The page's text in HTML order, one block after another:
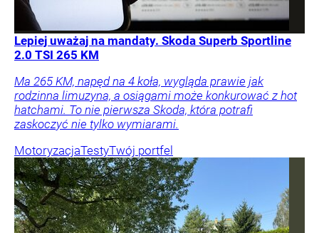
Lepiej uważaj na mandaty. Skoda Superb Sportline
2.0 TSI 265 KM
Ma 265 KM, napęd na 4 koła, wygląda prawie jak
rodzinna limuzyna, a osiągami może konkurować z hot
hatchami. To nie pierwsza Skoda, która potrafi
zaskoczyć nie tylko wymiarami.
MotoryzacjaTestyTwój portfel